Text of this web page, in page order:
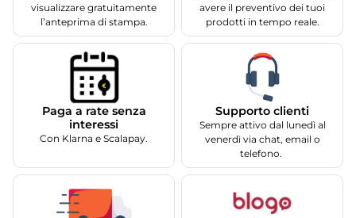
visualizzare gratuitamente
l’anteprima di stampa.
avere il preventivo dei tuoi
prodotti in tempo reale.
Paga a rate senza
interessi
Con Klarna e Scalapay.
Supporto clienti
Sempre attivo dal lunedì al
venerdì via chat, email o
telefono.